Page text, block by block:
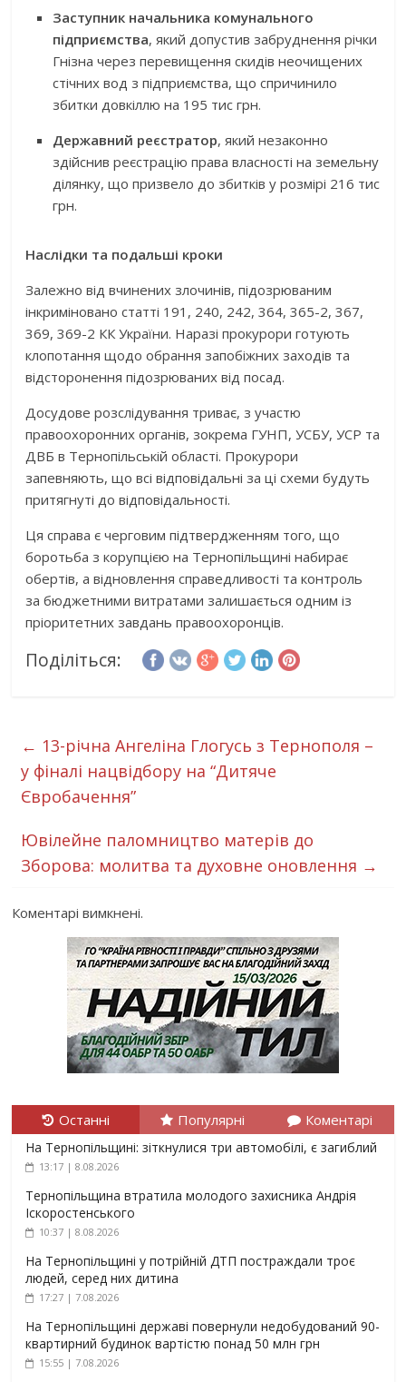
Заступник начальника комунального
підприємства, який допустив забруднення річки
Гнізна через перевищення скидів неочищених
стічних вод з підприємства, що спричинило
збитки довкіллю на 195 тис грн.
Державний реєстратор, який незаконно
здійснив реєстрацію права власності на земельну
ділянку, що призвело до збитків у розмірі 216 тис
грн.
Наслідки та подальші кроки
Залежно від вчинених злочинів, підозрюваним
інкриміновано статті 191, 240, 242, 364, 365-2, 367,
369, 369-2 КК України. Наразі прокурори готують
клопотання щодо обрання запобіжних заходів та
відсторонення підозрюваних від посад.
Досудове розслідування триває, з участю
правоохоронних органів, зокрема ГУНП, УСБУ, УСР та
ДВБ в Тернопільській області. Прокурори
запевняють, що всі відповідальні за ці схеми будуть
притягнуті до відповідальності.
Ця справа є черговим підтвердженням того, що
боротьба з корупцією на Тернопільщині набирає
обертів, а відновлення справедливості та контроль
за бюджетними витратами залишається одним із
пріоритетних завдань правоохоронців.
Поділіться:
← 13-річна Ангеліна Глогусь з Тернополя –
у фіналі нацвідбору на “Дитяче
Євробачення”
Ювілейне паломництво матерів до
Зборова: молитва та духовне оновлення →
Коментарі вимкнені.
Останні Популярні Коментарі
На Тернопільщині: зіткнулися три автомобілі, є загиблий
13:17 | 8.08.2026
Тернопільщина втратила молодого захисника Андрія
Іскоростенського
10:37 | 8.08.2026
На Тернопільщині у потрійній ДТП постраждали троє
людей, серед них дитина
17:27 | 7.08.2026
На Тернопільщині державі повернули недобудований 90-
квартирний будинок вартістю понад 50 млн грн
15:55 | 7.08.2026